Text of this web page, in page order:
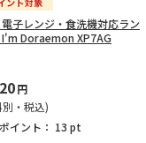
子レンジ・食洗機対応ラン
I'm Doraemon XP7AG
円
別・税込)
イント： 13 pt